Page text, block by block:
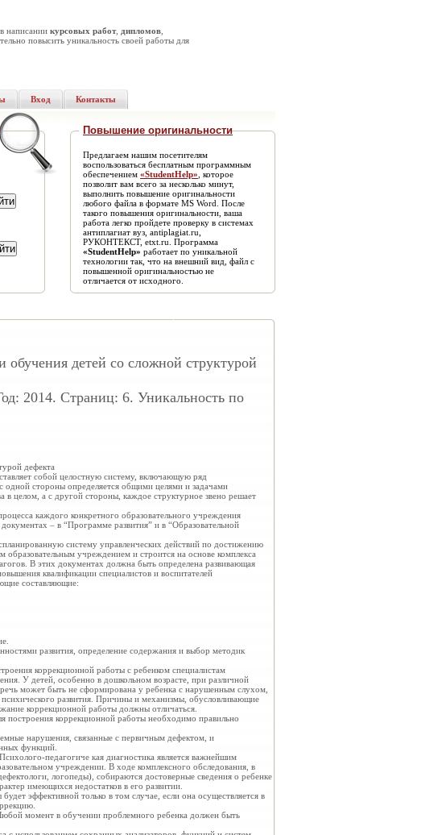
написании курсовых работ, дипломов
повысить уникальность своей работы для
Вход Контакты
Повышение оригинальности
Предлагаем нашим посетителям
воспользоваться бесплатным программным
обеспечением «StudentHelp» , которое
позволит вам всего за несколько минут,
выполнить повышение оригинальности
любого файла в формате MS Word. После
такого повышения оригинальности, ваша
работа легко пройдете проверку в системах
антиплагиат вуз, antiplagiat.ru,
РУКОНТЕКСТ, etxt.ru. Программа
«StudentHelp» работает по уникальной
технологии так, что на внешний вид, файл с
повышенной оригинальностью не
отличается от исходного.
детей со сложной структурой
2014. Страниц: 6. Уникальность по
дефекта
собой целостную систему, включающую ряд
одной стороны определяется общими целями и задачами
в целом, а с другой стороны, каждое структурное звено решает
каждого конкретного образовательного учреждения
– в “Программе развития” и в “Образовательной
систему управленческих действий по достижению
учреждением и строится на основе комплекса
В этих документах должна быть определена развивающая
квалификации специалистов и воспитателей
составляющие:
развития, определение содержания и выбор методик
коррекционной работы с ребенком специалистам
У детей, особенно в дошкольном возрасте, при различной
может быть не сформирована у ребенка с нарушенным слухом,
психического развития. Причины и механизмы, обусловливающие
коррекционной работы должны отличаться.
коррекционной работы необходимо правильно
нарушения, связанные с первичным дефектом, и
функций.
педагогиче кая диагностика является важнейшим
учреждении. В ходе комплексного обследования, в
логопеды), собираются достоверные сведения о ребенке
имеющихся недостатков в его развитии.
эффективной только в том случае, если она осуществляется в
момент в обучении проблемного ребенка должен быть